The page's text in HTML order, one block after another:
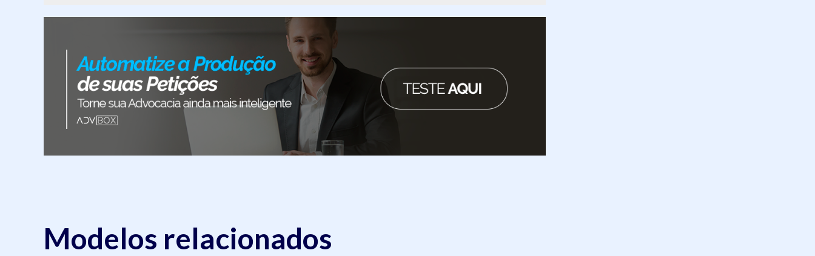
Modelos relacionados